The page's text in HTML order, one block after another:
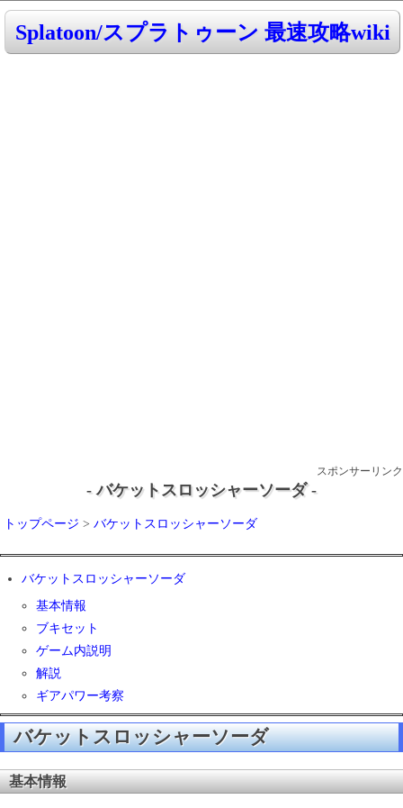
Splatoon/スプラトゥーン 最速攻略wiki
スポンサーリンク
- バケットスロッシャーソーダ -
トップページ > バケットスロッシャーソーダ
バケットスロッシャーソーダ
基本情報
ブキセット
ゲーム内説明
解説
ギアパワー考察
バケットスロッシャーソーダ
基本情報